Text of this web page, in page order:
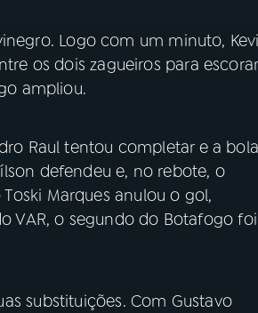
Logo com um minuto,
os dois zagueiros para escorar
ampliou.
Raul tentou completar e a bola
defendeu e, no rebote, o
Marques anulou o gol,
VAR, o segundo do Botafogo foi
substituições. Com Gustavo